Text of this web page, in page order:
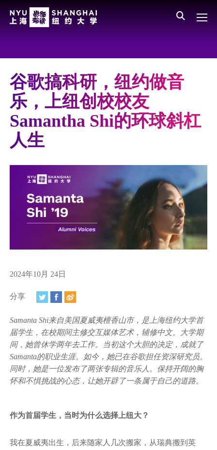
All NYU
学校领导
师资队伍
新闻与媒体报道
聚焦
媒体视点
视频
学生说
校园内外
联系方式
谷歌搞科研，纽约做音
乐，上纽创校校友
Samantha Shi的环球斜杠
人生
2024年10月 24日
分享
Samanta Shi来自美国夏威夷檀香山市，是上海纽约大学首
届学生，在校期间主修交互媒体艺术，辅修中文。大学期
间，她曾休学两年去工作。当初这个大胆的决定，成就了
Samanta的职业生涯。如今，她已在谷歌担任资深研究员。
同时，她是一位发布了两张专辑的音乐人。保持开阔的胸
怀和不惧挑战的心态，让她开辟了一条属于自己的道路。
作为首届学生，当时为什么选择上纽大？
我在夏威夷出生，后来随家人几次搬家，从瑞典搬到英